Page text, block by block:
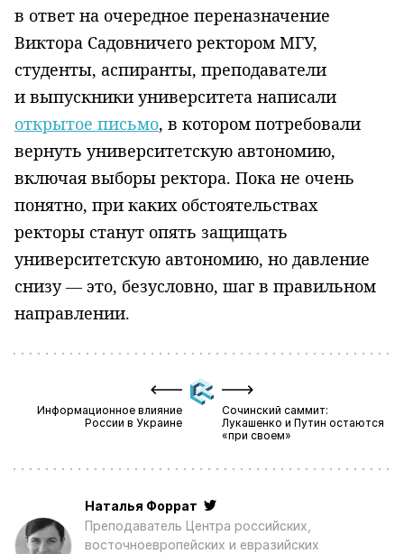
в ответ на очередное переназначение
Виктора Садовничего ректором МГУ,
студенты, аспиранты, преподаватели
и выпускники университета написали
открытое письмо, в котором потребовали
вернуть университетскую автономию,
включая выборы ректора. Пока не очень
понятно, при каких обстоятельствах
ректоры станут опять защищать
университетскую автономию, но давление
снизу — это, безусловно, шаг в правильном
направлении.
Информационное влияние
России в Украине
Сочинский саммит:
Лукашенко и Путин остаются
«при своем»
Наталья Форрат
Преподаватель Центра российских,
восточноевропейских и евразийских